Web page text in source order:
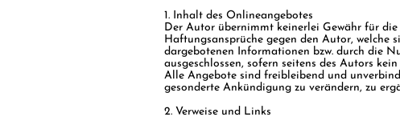
1. Inhalt des Onlineangebotes
Der Autor übernimmt keinerlei Gewähr für
Haftungsansprüche gegen den Autor,
dargebotenen Informationen bzw. durch die
ausgeschlossen, sofern seitens des Autors
Alle Angebote sind freibleibend und
gesonderte Ankündigung zu verändern, zu
2. Verweise und Links